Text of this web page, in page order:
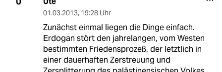
01.03.2013, 19:28 Uhr
Zunächst einmal liegen die Dinge einfach.
Erdogan stört den jahrelangen, vom Westen
bestimmten Friedensprozeß, der letztlich in
einer dauerhaften Zerstreuung und